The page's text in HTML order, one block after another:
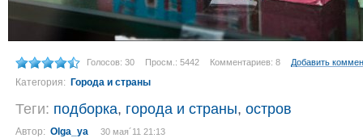
Голосов: 30 Просм.: 5442 Комментариев: 8 Добавить
Категория: Города и страны
Теги: подборка, города и страны, остров
Автор: Olga_ya 30 мая´11 21:13